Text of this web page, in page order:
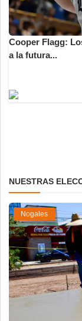
Cooper Flagg:
a la futura...
NUESTRAS
Nogales